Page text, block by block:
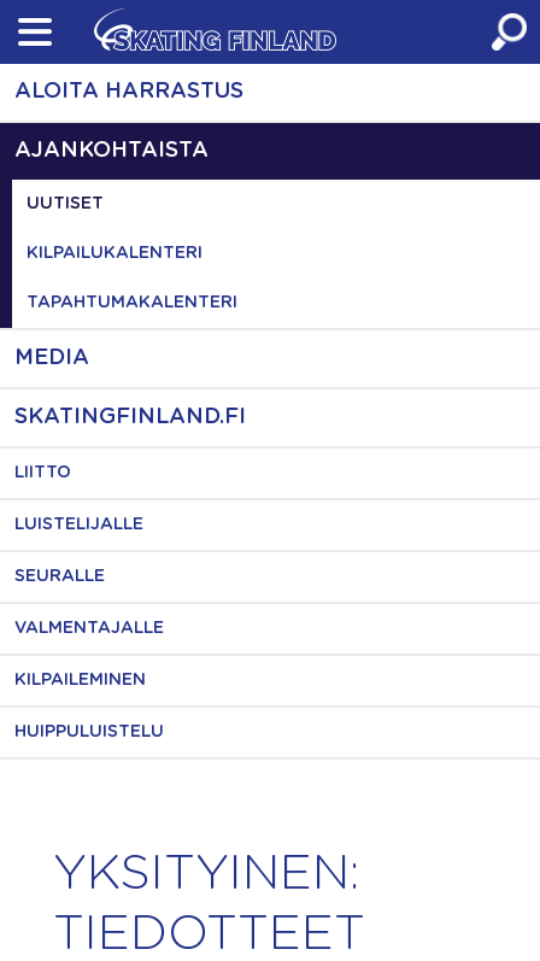
Skip
content
ALOITA HARRASTUS
AJANKOHTAISTA
UUTISET
KILPAILUKALENTERI
TAPAHTUMAKALENTERI
MEDIA
SKATINGFINLAND.FI
LIITTO
LUISTELIJALLE
SEURALLE
VALMENTAJALLE
KILPAILEMINEN
HUIPPULUISTELU
YKSITYINEN:
TIEDOTTEET